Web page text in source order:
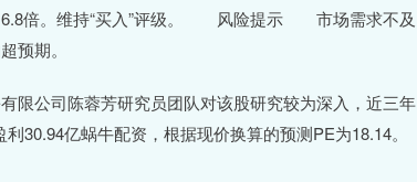
16.8倍。维持“买入”评级。 风险提示 市场需求不及
预期。
限公司陈蓉芳研究员团队对该股研究较为深入，近三年
30.94亿蜗牛配资，根据现价换算的预测PE为18.14。